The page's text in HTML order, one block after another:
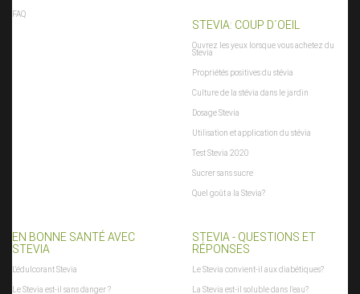
FAQ
STEVIA: COUP D´OEIL
Ouvrez les yeux lorsque vous achetez du
Stevia
Propriétés positives du stévia
Culture de la stévia dans le jardin
Dosage Stevia
Utilisation et application du stévia
Test Stevia 2020
Sucrer sans sucre
Quel goût a la Stevia?
EN BONNE SANTÉ AVEC
STEVIA
L'édulcorant Stevia
Le Stevia est-il sans danger ?
STEVIA - QUESTIONS ET
RÉPONSES
Le Stevia convient-il aux diabétiques?
La Stevia est-il soluble dans l'eau?